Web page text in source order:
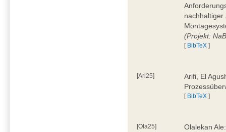
nachhaltiger
(Projekt:
[ BibTeX ]
[Ari25]
Arifi, El
[ BibTeX ]
[Ola25]
Olalekan